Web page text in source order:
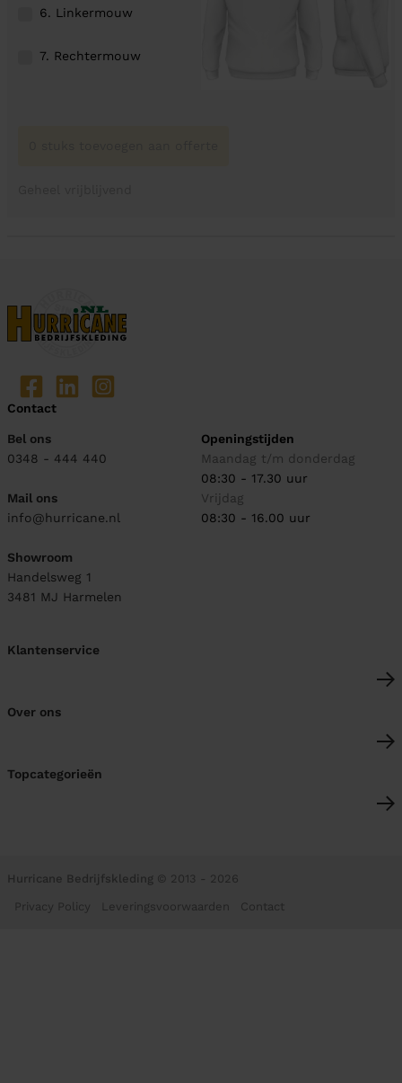
6. Linkermouw
7. Rechtermouw
Contact
Bel ons
0348 - 444 440
Mail ons
info@hurricane.nl
Showroom
Handelsweg 1
3481 MJ Harmelen
Openingstijden
Maandag t/m donderdag
08:30 - 17.30 uur
Vrijdag
08:30 - 16.00 uur
Klantenservice
Over ons
Topcategorieën
Hurricane Bedrijfskleding © 2013 - 2026
Privacy Policy Leveringsvoorwaarden Contact